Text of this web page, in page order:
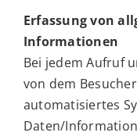
Erfassung von
Informationen
Bei jedem Aufruf
von dem
automatisiertes
Daten/